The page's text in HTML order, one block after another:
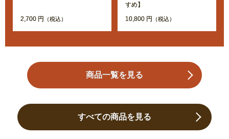
2,700 円 （税込）
すめ】
10,800 円
（税込）
商品一覧を見る
すべての商品を見る